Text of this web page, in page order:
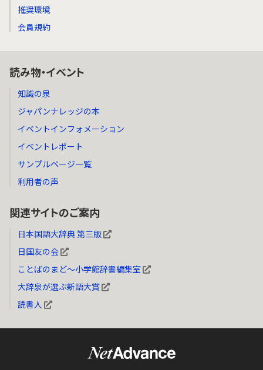
推奨環境
会員規約
読み物・イベント
知識の泉
ジャパンナレッジの本
イベントインフォメーション
イベントレポート
サンプルページ一覧
利用者の声
関連サイトのご案内
日本国語大辞典 第三版
日国友の会
ことばのまど～小学館辞書編集室
大辞泉が選ぶ新語大賞
読書人